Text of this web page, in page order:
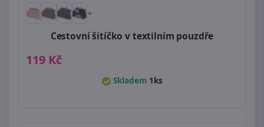
+
Cestovní šitíčko v textilním pouzdře
119 Kč
Skladem 1ks